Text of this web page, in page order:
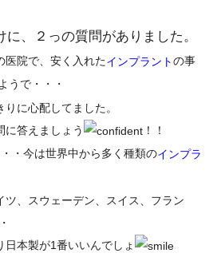
、２っの質問がありました。
医院で、安く入れたインプラントの事
うで・・・
に心配してました。
に答えましょう
！！
・今は世界中から多く種類のインプラ
ツ、スウェーデン、スイス、フラン
日本製が1番いいんでしょ